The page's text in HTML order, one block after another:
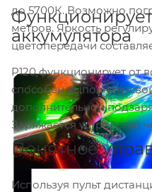
до 5700К. Возможно
метров. Яркость
цветопередачи
аккумулятора
P120 функционирует от
способен выполнять
дополнительной
Заряжается устройство
Понятное
Используя пульт